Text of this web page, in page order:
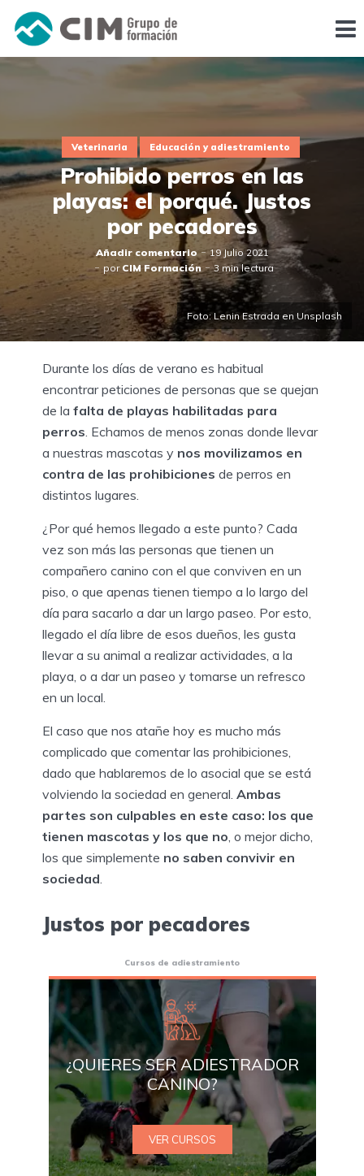
Foto: Lenin Estrada en Unsplash
Veterinaria Educación y adiestramiento
Prohibido perros en las
playas: el porqué. Justos
por pecadores
Añadir comentario
19 Julio 2021
por CIM Formación 3 min lectura
Durante los días de verano es habitual
encontrar peticiones de personas que se quejan
de la falta de playas habilitadas para
perros. Echamos de menos zonas donde llevar
a nuestras mascotas y nos movilizamos en
contra de las prohibiciones de perros en
distintos lugares.
¿Por qué hemos llegado a este punto? Cada
vez son más las personas que tienen un
compañero canino con el que conviven en un
piso, o que apenas tienen tiempo a lo largo del
día para sacarlo a dar un largo paseo. Por esto,
llegado el día libre de esos dueños, les gusta
llevar a su animal a realizar actividades, a la
playa, o a dar un paseo y tomarse un refresco
en un local.
El caso que nos atañe hoy es mucho más
complicado que comentar las prohibiciones,
dado que hablaremos de lo asocial que se está
volviendo la sociedad en general. Ambas
partes son culpables en este caso: los que
tienen mascotas y los que no, o mejor dicho,
los que simplemente no saben convivir en
sociedad.
Justos por pecadores
Cursos de adiestramiento
¿QUIERES SER ADIESTRADOR
CANINO?
VER CURSOS